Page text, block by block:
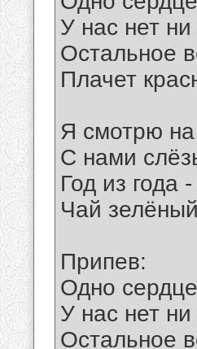
У нас нет
Остальное
Плачет
Я смотрю на
С нами
Год из года
Чай
Припев:
Одно
У нас нет
Остальное